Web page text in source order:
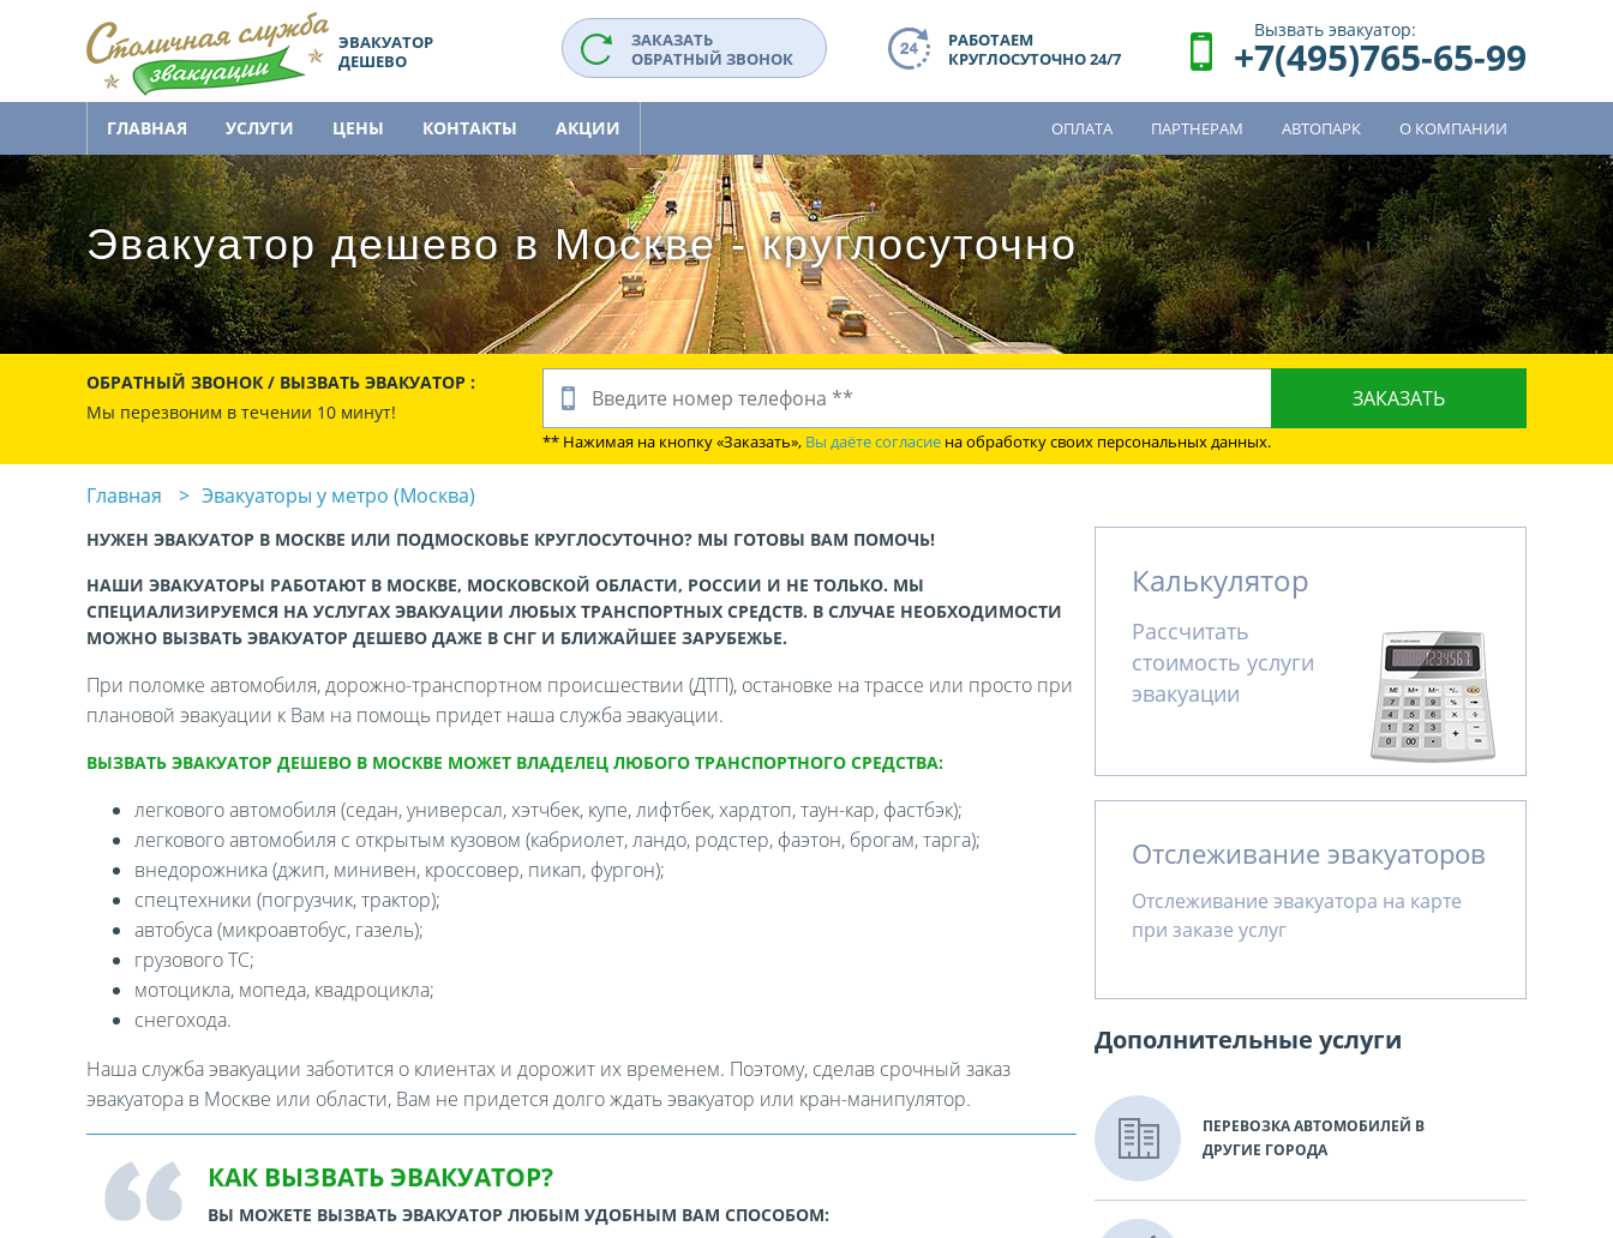
ЭВАКУАТОР
ДЕШЕВО
ЗАКАЗАТЬ
ОБРАТНЫЙ ЗВОНОК
РАБОТАЕМ
КРУГЛОСУТОЧНО 24/7
Вызвать эвакуатор:
+7(495)765-65-99
ГЛАВНАЯ УСЛУГИ ЦЕНЫ КОНТАКТЫ АКЦИИ ОПЛАТА ПАРТНЕРАМ АВТОПАРК О КОМПАНИИ
Эвакуатор дешево в Москве - круглосуточно
ОБРАТНЫЙ ЗВОНОК / ВЫЗВАТЬ ЭВАКУАТОР :
Мы перезвоним в течении 10 минут!
** Нажимая на кнопку «Заказать», Вы даёте согласие на обработку своих персональных данных.
Главная Эвакуаторы у метро (Москва)
НУЖЕН ЭВАКУАТОР В МОСКВЕ ИЛИ ПОДМОСКОВЬЕ КРУГЛОСУТОЧНО? МЫ ГОТОВЫ ВАМ ПОМОЧЬ!
НАШИ ЭВАКУАТОРЫ РАБОТАЮТ В МОСКВЕ, МОСКОВСКОЙ ОБЛАСТИ, РОССИИ И НЕ ТОЛЬКО. МЫ
СПЕЦИАЛИЗИРУЕМСЯ НА УСЛУГАХ ЭВАКУАЦИИ ЛЮБЫХ ТРАНСПОРТНЫХ СРЕДСТВ. В СЛУЧАЕ НЕОБХОДИМОСТИ
МОЖНО ВЫЗВАТЬ ЭВАКУАТОР ДЕШЕВО ДАЖЕ В СНГ И БЛИЖАЙШЕЕ ЗАРУБЕЖЬЕ.
При поломке автомобиля, дорожно-транспортном происшествии (ДТП), остановке на трассе или просто при
плановой эвакуации к Вам на помощь придет наша служба эвакуации.
ВЫЗВАТЬ ЭВАКУАТОР ДЕШЕВО В МОСКВЕ МОЖЕТ ВЛАДЕЛЕЦ ЛЮБОГО ТРАНСПОРТНОГО СРЕДСТВА:
легкового автомобиля (седан, универсал, хэтчбек, купе, лифтбек, хардтоп, таун-кар, фастбэк);
легкового автомобиля с открытым кузовом (кабриолет, ландо, родстер, фаэтон, брогам, тарга);
внедорожника (джип, минивен, кроссовер, пикап, фургон);
спецтехники (погрузчик, трактор);
автобуса (микроавтобус, газель);
грузового ТС;
мотоцикла, мопеда, квадроцикла;
снегохода.
Наша служба эвакуации заботится о клиентах и дорожит их временем. Поэтому, сделав срочный заказ
эвакуатора в Москве или области, Вам не придется долго ждать эвакуатор или кран-манипулятор.
КАК ВЫЗВАТЬ ЭВАКУАТОР?
ВЫ МОЖЕТЕ ВЫЗВАТЬ ЭВАКУАТОР ЛЮБЫМ УДОБНЫМ ВАМ СПОСОБОМ:
Калькулятор
Рассчитать
стоимость услуги
эвакуации
Отслеживание эвакуаторов
Отслеживание эвакуатора на карте
при заказе услуг
Дополнительные услуги
ПЕРЕВОЗКА АВТОМОБИЛЕЙ В
ДРУГИЕ ГОРОДА